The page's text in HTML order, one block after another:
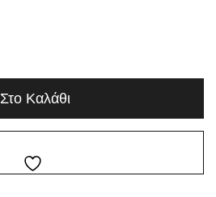
Στο Καλάθι